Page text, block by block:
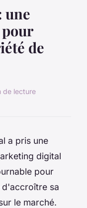
une
de
de lecture
a pris une
digital
pour
d'accroître sa
le marché.